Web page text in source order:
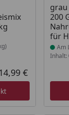
Aktueller
14,99 €
200
für
Am
Inhalt: